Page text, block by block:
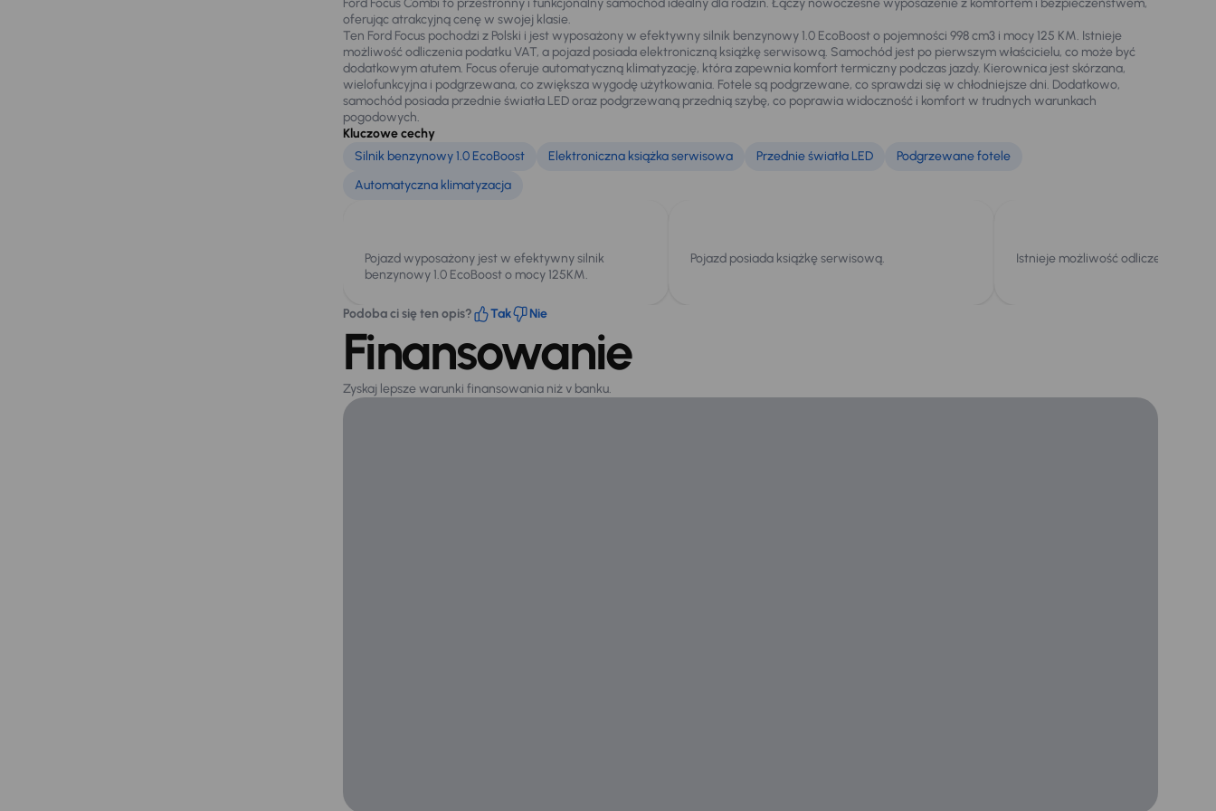
oferując atrakcyjną cenę w swojej klasie.
Ten Ford Focus pochodzi z Polski i jest wyposażony w efektywny silnik benzynowy 1.0 EcoBoost o pojemności 998 cm3 i mocy 125 KM. Istnieje
możliwość odliczenia podatku VAT, a pojazd posiada elektroniczną książkę serwisową. Samochód jest po pierwszym właścicielu, co może być
dodatkowym atutem. Focus oferuje automatyczną klimatyzację, która zapewnia komfort termiczny podczas jazdy. Kierownica jest skórzana,
wielofunkcyjna i podgrzewana, co zwiększa wygodę użytkowania. Fotele są podgrzewane, co sprawdzi się w chłodniejsze dni. Dodatkowo,
samochód posiada przednie światła LED oraz podgrzewaną przednią szybę, co poprawia widoczność i komfort w trudnych warunkach
pogodowych.
Kluczowe cechy
Silnik benzynowy 1.0 EcoBoost
Elektroniczna książka serwisowa Przednie światła LED
Podgrzewane fotele
Automatyczna klimatyzacja
Pojazd wyposażony jest w efektywny silnik
benzynowy 1.0 EcoBoost o mocy 125KM.
Pojazd posiada książkę serwisową. Istnieje możliwość odliczenia
Podoba ci się ten opis? Tak Nie
Finansowanie
Zyskaj lepsze warunki finansowania niż v banku.